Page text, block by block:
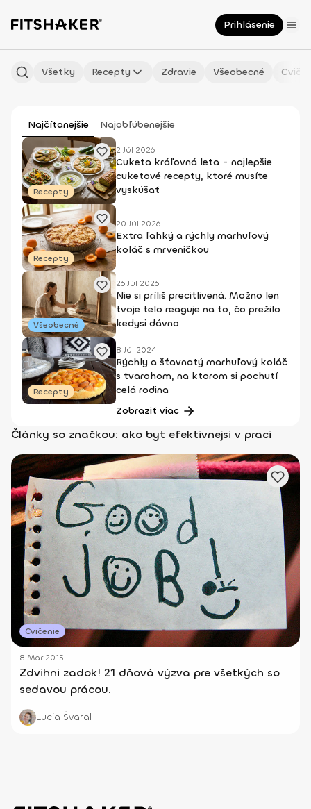
Prihlásenie
Všetky Recepty Zdravie Všeobecné
Najčítanejšie Najobľúbenejšie
Recepty
2 Júl 2026
Cuketa kráľovná leta - najlepšie
cuketové recepty, ktoré musíte
vyskúšať
Recepty
20 Júl 2026
Extra ľahký a rýchly marhuľový
koláč s mrveničkou
Všeobecné
26 Júl 2026
Nie si príliš precitlivená. Možno len
tvoje telo reaguje na to, čo prežilo
kedysi dávno
Recepty
8 Júl 2024
Rýchly a šťavnatý marhuľový koláč
s tvarohom, na ktorom si pochutí
celá rodina
Zobraziť viac
Články so značkou: ako byt efektivnejsi v praci
Cvičenie
8 Mar 2015
Zdvihni zadok! 21 dňová výzva pre všetkých so
sedavou prácou.
Lucia Švaral